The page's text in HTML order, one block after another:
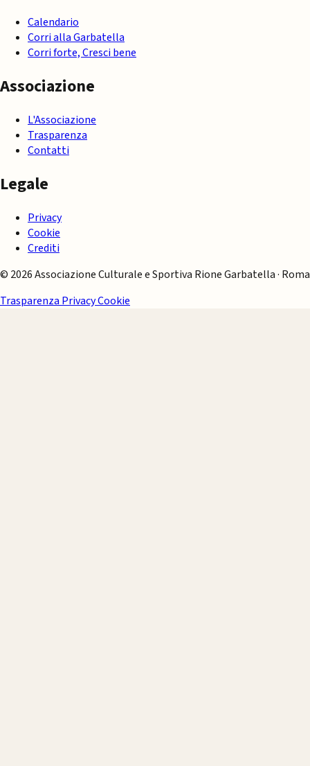
Calendario
Corri alla Garbatella
Corri forte, Cresci bene
Associazione
L'Associazione
Trasparenza
Contatti
Legale
Privacy
Cookie
Crediti
© 2026 Associazione Culturale e Sportiva Rione Garbatella · Roma
Trasparenza PrivacyCookie